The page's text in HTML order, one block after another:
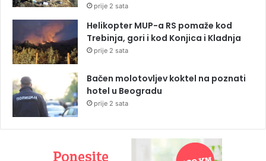
prije 2 sata
Helikopter MUP-a RS pomaže kod
Trebinja, gori i kod Konjica i Kladnja
prije 2 sata
Bačen molotovljev koktel na poznati
hotel u Beogradu
prije 2 sata